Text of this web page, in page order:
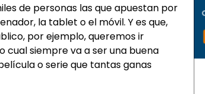
de personas las que apuestan por
la tablet o el móvil. Y es que,
por ejemplo, queremos ir
cual siempre va a ser una buena
o serie que tantas ganas